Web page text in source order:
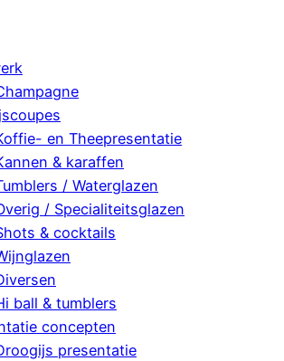
en Theepresentatie
& karaffen
/ Waterglazen
/ Specialiteitsglazen
& cocktails
ball & tumblers
concepten
presentatie